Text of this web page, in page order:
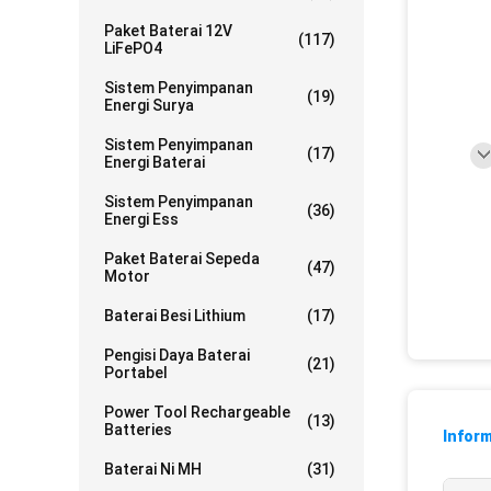
Paket Baterai 12V
LiFePO4
(117)
Sistem Penyimpanan
Energi Surya
(19)
Sistem Penyimpanan
Energi Baterai
(17)
Sistem Penyimpanan
Energi Ess
(36)
Paket Baterai Sepeda
Motor
(47)
Baterai Besi Lithium (17)
Pengisi Daya Baterai
Portabel
(21)
Power Tool Rechargeable
Batteries
(13)
Baterai Ni MH (31)